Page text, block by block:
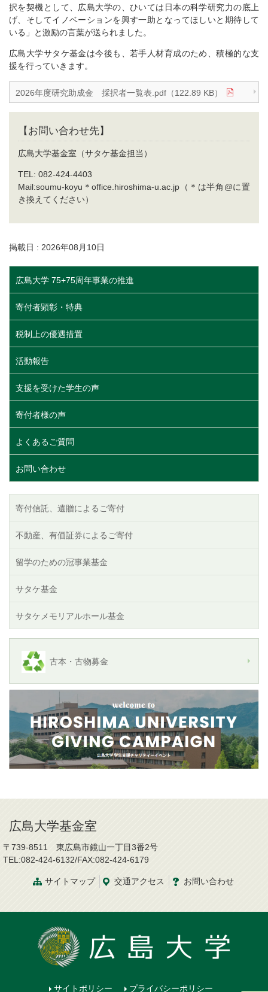
択を契機として、広島大学の、ひいては日本の科学研究力の底上
げ、そしてイノベーションを興す一助となってほしいと期待して
いる」と激励の言葉が送られました。
広島大学サタケ基金は今後も、若手人材育成のため、積極的な支
援を行っていきます。
2026年度研究助成金 採択者一覧表.pdf（122.89 KB）
【お問い合わせ先】
広島大学基金室（サタケ基金担当）
TEL: 082-424-4403
Mail:soumu-koyu＊office.hiroshima-u.ac.jp（＊は半角@に置
き換えてください）
掲載日 : 2026年08月10日
広島大学 75+75周年事業の推進
寄付者顕彰・特典
税制上の優遇措置
活動報告
支援を受けた学生の声
寄付者様の声
よくあるご質問
お問い合わせ
寄付信託、遺贈によるご寄付
不動産、有価証券によるご寄付
留学のための冠事業基金
サタケ基金
サタケメモリアルホール基金
古本・古物募金
広島大学基金室
〒739-8511 東広島市鏡山一丁目3番2号
TEL:082-424-6132/FAX:082-424-6179
サイトマップ 交通アクセス お問い合わせ
サイトポリシー プライバシーポリシー